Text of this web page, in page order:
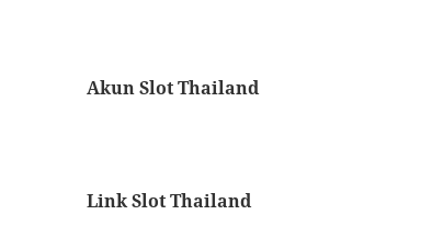
Akun Slot Thailand
Link Slot Thailand